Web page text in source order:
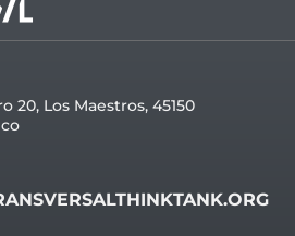
20, Los Maestros, 45150